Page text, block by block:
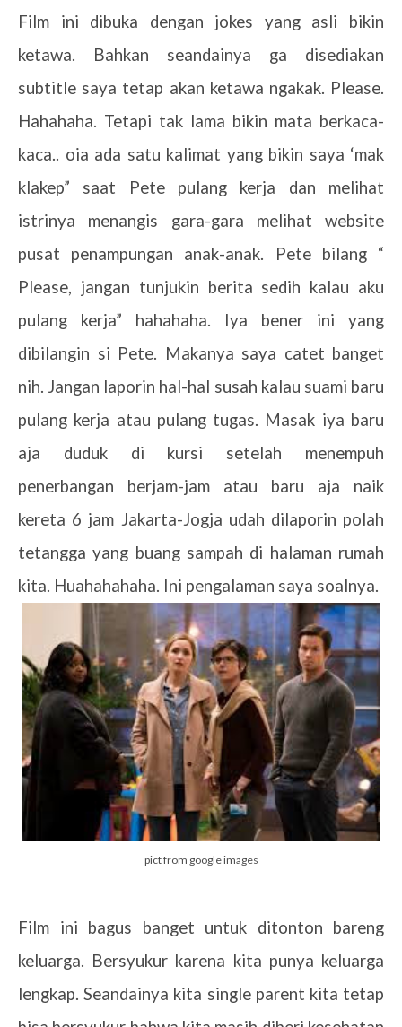
Film ini dibuka dengan jokes yang asli bikin
ketawa. Bahkan seandainya ga disediakan
subtitle saya tetap akan ketawa ngakak. Please.
Hahahaha. Tetapi tak lama bikin mata berkaca-
kaca.. oia ada satu kalimat yang bikin saya ‘mak
klakep” saat Pete pulang kerja dan melihat
istrinya menangis gara-gara melihat website
pusat penampungan anak-anak. Pete bilang “
Please, jangan tunjukin berita sedih kalau aku
pulang kerja” hahahaha. Iya bener ini yang
dibilangin si Pete. Makanya saya catet banget
nih. Jangan laporin hal-hal susah kalau suami baru
pulang kerja atau pulang tugas. Masak iya baru
aja duduk di kursi setelah menempuh
penerbangan berjam-jam atau baru aja naik
kereta 6 jam Jakarta-Jogja udah dilaporin polah
tetangga yang buang sampah di halaman rumah
kita. Huahahahaha. Ini pengalaman saya soalnya.
pict from google images
Film ini bagus banget untuk ditonton bareng
keluarga. Bersyukur karena kita punya keluarga
lengkap. Seandainya kita single parent kita tetap